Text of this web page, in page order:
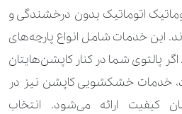
210.000 تومان 310.000 تومان
210.000 تومان
680.000 تومان
اتوماتیک بدون درخشندگی و
این خدمات شامل انواع پارچه‌های
پالتوی شما در کنار کاپشن‌هایتان
خدمات خشکشویی کاپشن نیز در
ارائه می‌شود. انتخاب